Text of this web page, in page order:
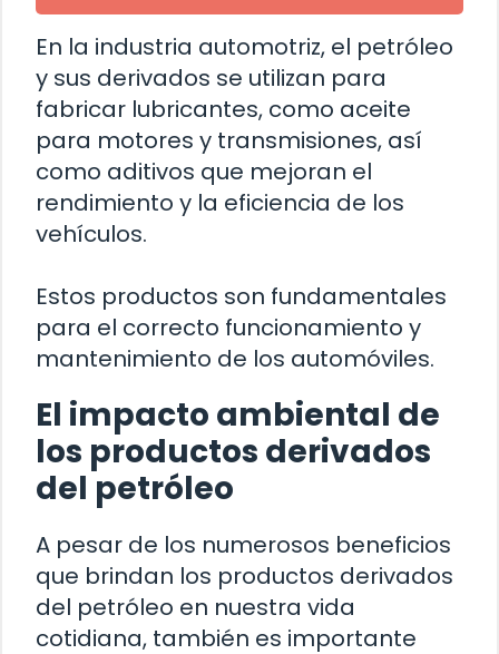
En la industria automotriz, el petróleo
y sus derivados se utilizan para
fabricar lubricantes, como aceite
para motores y transmisiones, así
como aditivos que mejoran el
rendimiento y la eficiencia de los
vehículos.
Estos productos son fundamentales
para el correcto funcionamiento y
mantenimiento de los automóviles.
El impacto ambiental de
los productos derivados
del petróleo
A pesar de los numerosos beneficios
que brindan los productos derivados
del petróleo en nuestra vida
cotidiana, también es importante